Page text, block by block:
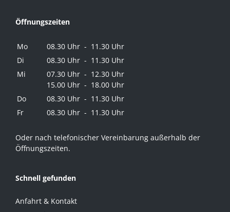
Öffnungszeiten
Mo
08.30 Uhr - 11.30 Uhr
Di
08.30 Uhr - 11.30 Uhr
Mi
07.30 Uhr - 12.30 Uhr
15.00 Uhr - 18.00 Uhr
Do
08.30 Uhr - 11.30 Uhr
Fr
08.30 Uhr - 11.30 Uhr
Oder nach telefonischer Vereinbarung außerhalb der
Öffnungszeiten.
Schnell gefunden
Anfahrt & Kontakt